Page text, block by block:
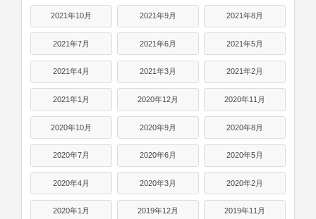
2021年10月 2021年9月 2021年8月
2021年7月 2021年6月 2021年5月
2021年4月 2021年3月 2021年2月
2021年1月 2020年12月 2020年11月
2020年10月 2020年9月 2020年8月
2020年7月 2020年6月 2020年5月
2020年4月 2020年3月 2020年2月
2020年1月 2019年12月 2019年11月